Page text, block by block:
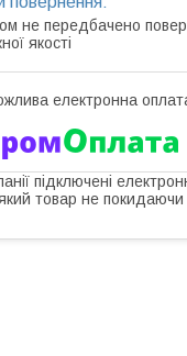
не передбачено
якості
підключені
товар не покидаючи